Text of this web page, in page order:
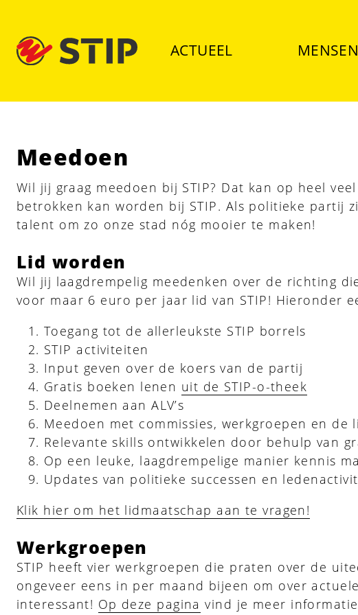
ACTUEEL MENSEN
Meedoen
Wil jij graag meedoen bij STIP? Dat kan op heel
betrokken kan worden bij STIP. Als politieke partij
talent om zo onze stad nóg mooier te maken!
Lid worden
Wil jij laagdrempelig meedenken over de richting
voor maar 6 euro per jaar lid van STIP! Hieronder
Toegang tot de allerleukste STIP borrels
STIP activiteiten
Input geven over de koers van de partij
Gratis boeken lenen uit de STIP-o-theek
Deelnemen aan ALV’s
Meedoen met commissies, werkgroepen en de
Relevante skills ontwikkelen door behulp van
Op een leuke, laagdrempelige manier kennis
Updates van politieke successen en
Klik hier om het lidmaatschap aan te vragen!
Werkgroepen
STIP heeft vier werkgroepen die praten over de
ongeveer eens in per maand bijeen om over
interessant! Op deze pagina vind je meer